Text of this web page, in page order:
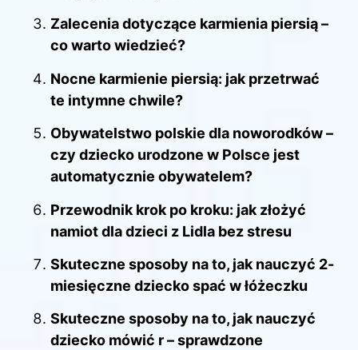
Zalecenia dotyczące karmienia piersią –
co warto wiedzieć?
Nocne karmienie piersią: jak przetrwać
te intymne chwile?
Obywatelstwo polskie dla noworodków –
czy dziecko urodzone w Polsce jest
automatycznie obywatelem?
Przewodnik krok po kroku: jak złożyć
namiot dla dzieci z Lidla bez stresu
Skuteczne sposoby na to, jak nauczyć 2-
miesięczne dziecko spać w łóżeczku
Skuteczne sposoby na to, jak nauczyć
dziecko mówić r – sprawdzone